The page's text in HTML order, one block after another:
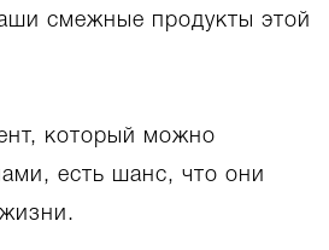
смежные продукты этой
который можно
есть шанс, что они